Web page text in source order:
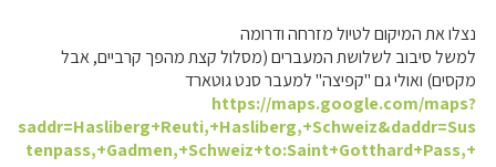
נצלו את המיקום לטיול מזרחה ודרומה
למשל סיבוב לשלושת המעברים (מסלול קצת מהפך קרביים, אבל
מקסים) ואולי גם "קפיצה" למעבר סנט גוטארד
https://maps.google.com/maps?
saddr=Hasliberg+Reuti,+Hasliberg,+Schweiz&daddr=Sus
tenpass,+Gadmen,+Schweiz+to:Saint+Gotthard+Pass,+